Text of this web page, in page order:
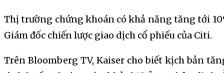
Thị trường chứng khoán có khả năng tăng tới
Giám đốc chiến lược giao dịch cổ phiếu của Citi.
Trên Bloomberg TV, Kaiser cho biết kịch bản